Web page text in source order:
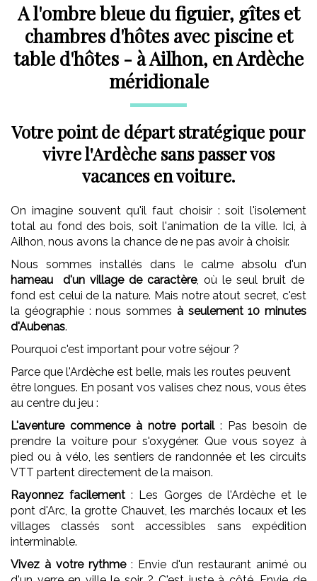
A l'ombre bleue du figuier, gîtes et
chambres d'hôtes avec piscine et
table d'hôtes - à Ailhon, en Ardèche
méridionale
Votre point de départ stratégique pour
vivre l'Ardèche sans passer vos
vacances en voiture.
On imagine souvent qu'il faut choisir : soit l'isolement
total au fond des bois, soit l'animation de la ville. Ici, à
Ailhon, nous avons la chance de ne pas avoir à choisir.
Nous sommes installés dans le calme absolu d'un
hameau d'un village de caractère, où le seul bruit de
fond est celui de la nature. Mais notre atout secret, c'est
la géographie : nous sommes à seulement 10 minutes
d'Aubenas.
Pourquoi c'est important pour votre séjour ?
Parce que l'Ardèche est belle, mais les routes peuvent
être longues. En posant vos valises chez nous, vous êtes
au centre du jeu :
L'aventure commence à notre portail: Pas besoin de
prendre la voiture pour s'oxygéner. Que vous soyez à
pied ou à vélo, les sentiers de randonnée et les circuits
VTT partent directement de la maison.
Rayonnez facilement : Les Gorges de l'Ardèche et le
pont d'Arc, la grotte Chauvet, les marchés locaux et les
villages classés sont accessibles sans expédition
interminable.
Vivez à votre rythme: Envie d'un restaurant animé ou